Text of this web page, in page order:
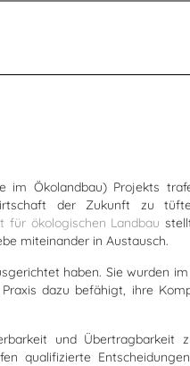
im Ökolandbau) Projekts
der Zukunft zu
für ökologischen Landbau
miteinander in Austausch.
haben. Sie wurden
dazu befähigt, ihre
und Übertragbarkeit
qualifizierte